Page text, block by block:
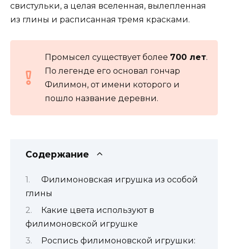
свистульки, а целая вселенная, вылепленная
из глины и расписанная тремя красками.
Промысел существует более 700 лет.
По легенде его основал гончар
Филимон, от имени которого и
пошло название деревни.
Содержание
Филимоновская игрушка из особой
глины
Какие цвета используют в
филимоновской игрушке
Роспись филимоновской игрушки: